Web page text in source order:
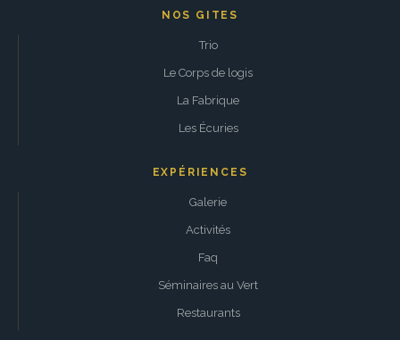
NOS GITES
Trio
Le Corps de logis
La Fabrique
Les Écuries
EXPÉRIENCES
Galerie
Activités
Faq
Séminaires au Vert
Restaurants